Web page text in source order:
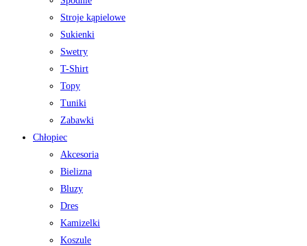
Stroje kąpielowe
Sukienki
Swetry
T-Shirt
Topy
Tuniki
Zabawki
Chłopiec
Akcesoria
Bielizna
Bluzy
Dres
Kamizelki
Koszule